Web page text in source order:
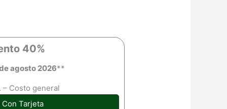
40%
agosto 2026**
– Costo general
Con Tarjeta